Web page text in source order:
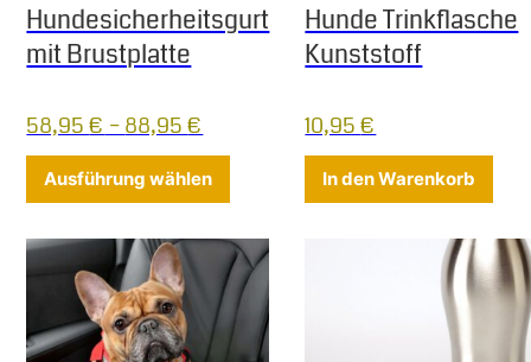
Hundesicherheitsgurt
mit Brustplatte
58,95€ –88,95€
Ausführung wählen Dieses Produkt weist mehrere
Hunde Trinkflasche
Kunststoff
10,95€
In den Warenkorb